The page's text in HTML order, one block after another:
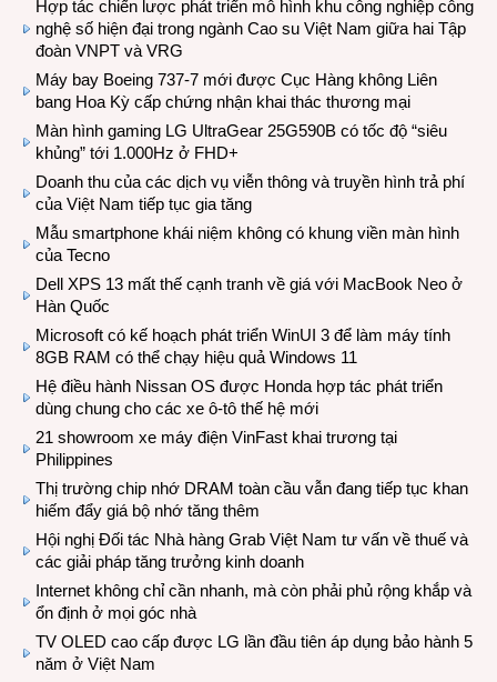
Hợp tác chiến lược phát triển mô hình khu công nghiệp công
nghệ số hiện đại trong ngành Cao su Việt Nam giữa hai Tập
đoàn VNPT và VRG
Máy bay Boeing 737-7 mới được Cục Hàng không Liên
bang Hoa Kỳ cấp chứng nhận khai thác thương mại
Màn hình gaming LG UltraGear 25G590B có tốc độ “siêu
khủng” tới 1.000Hz ở FHD+
Doanh thu của các dịch vụ viễn thông và truyền hình trả phí
của Việt Nam tiếp tục gia tăng
Mẫu smartphone khái niệm không có khung viền màn hình
của Tecno
Dell XPS 13 mất thế cạnh tranh về giá với MacBook Neo ở
Hàn Quốc
Microsoft có kế hoạch phát triển WinUI 3 để làm máy tính
8GB RAM có thể chạy hiệu quả Windows 11
Hệ điều hành Nissan OS được Honda hợp tác phát triển
dùng chung cho các xe ô-tô thế hệ mới
21 showroom xe máy điện VinFast khai trương tại
Philippines
Thị trường chip nhớ DRAM toàn cầu vẫn đang tiếp tục khan
hiếm đẩy giá bộ nhớ tăng thêm
Hội nghị Đối tác Nhà hàng Grab Việt Nam tư vấn về thuế và
các giải pháp tăng trưởng kinh doanh
Internet không chỉ cần nhanh, mà còn phải phủ rộng khắp và
ổn định ở mọi góc nhà
TV OLED cao cấp được LG lần đầu tiên áp dụng bảo hành 5
năm ở Việt Nam